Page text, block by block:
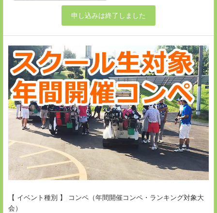
申し込みは終了しました
【 イベント種別 】 コンペ（年間開催コンペ・ランキング対象大
会）